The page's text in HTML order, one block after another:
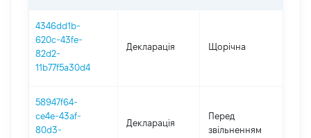
4346dd1b-
620c-43fe-
82d2-
11b77f5a30d4
Декларація Щорічна
58947f64-
ce4e-43af-
80d3-
Декларація
Перед
звільненням